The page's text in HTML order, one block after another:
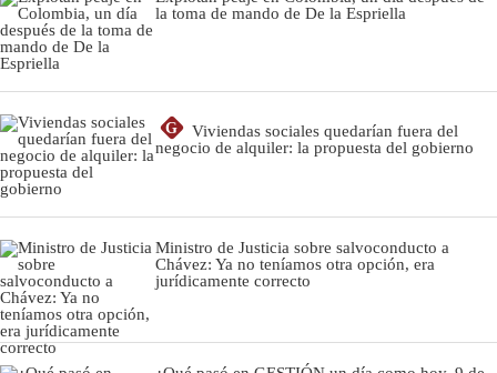
la toma de mando de De la Espriella
G
Viviendas sociales quedarían fuera del
negocio de alquiler: la propuesta del gobierno
Ministro de Justicia sobre salvoconducto a
Chávez: Ya no teníamos otra opción, era
jurídicamente correcto